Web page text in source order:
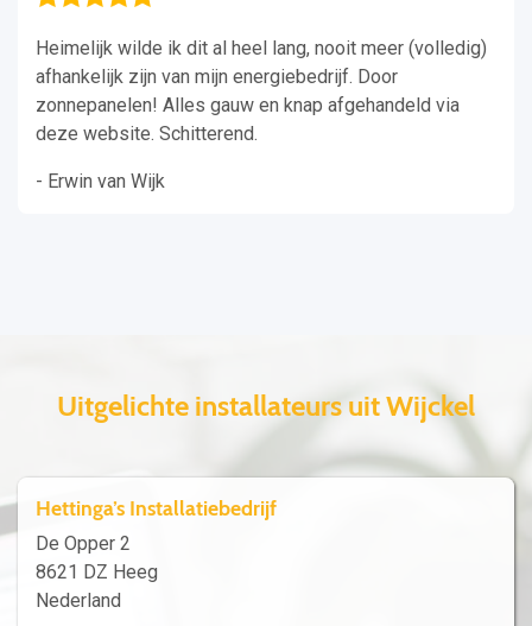
Heimelijk wilde ik dit al heel lang, nooit meer (volledig)
afhankelijk zijn van mijn energiebedrijf. Door
zonnepanelen! Alles gauw en knap afgehandeld via
deze website. Schitterend.
- Erwin van Wijk
Uitgelichte installateurs uit Wijckel
Hettinga’s Installatiebedrijf
De Opper 2
8621 DZ Heeg
Nederland